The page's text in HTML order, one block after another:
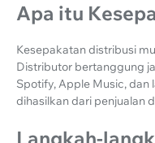
Apa itu
Kesepakatan distribusi
Distributor bertanggung
Spotify, Apple Music,
dihasilkan dari penjualan